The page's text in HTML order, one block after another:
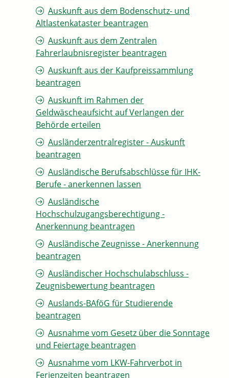
Auskunft aus dem Bodenschutz- und
Altlastenkataster beantragen
Auskunft aus dem Zentralen
Fahrerlaubnisregister beantragen
Auskunft aus der Kaufpreissammlung
beantragen
Auskunft im Rahmen der
Geldwäscheaufsicht auf Verlangen der
Behörde erteilen
Ausländerzentralregister - Auskunft
beantragen
Ausländische Berufsabschlüsse für IHK-
Berufe - anerkennen lassen
Ausländische
Hochschulzugangsberechtigung -
Anerkennung beantragen
Ausländische Zeugnisse - Anerkennung
beantragen
Ausländischer Hochschulabschluss -
Zeugnisbewertung beantragen
Auslands-BAföG für Studierende
beantragen
Ausnahme vom Gesetz über die Sonntage
und Feiertage beantragen
Ausnahme vom LKW-Fahrverbot in
Ferienzeiten beantragen